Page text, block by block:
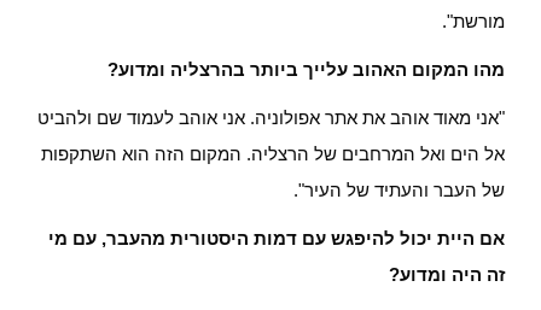
מורשת".
מהו המקום האהוב עלייך ביותר בהרצליה ומדוע?
"אני מאוד אוהב את אתר אפולוניה. אני אוהב לעמוד שם ולהביט
אל הים ואל המרחבים של הרצליה. המקום הזה הוא השתקפות
של העבר והעתיד של העיר".
אם היית יכול להיפגש עם דמות היסטורית מהעבר, עם מי
זה היה ומדוע?